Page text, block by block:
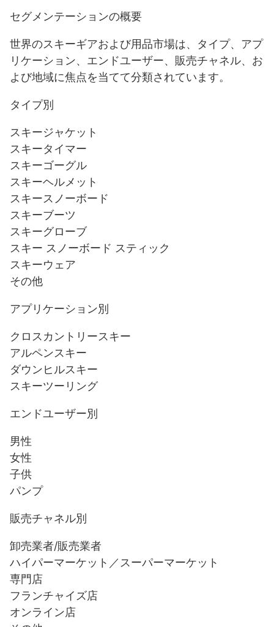
セグメンテーションの概要
世界のスキーギアおよび用品市場は、タイプ、アプ
リケーション、エンドユーザー、販売チャネル、お
よび地域に焦点を当てて分類されています。
タイプ別
スキージャケット
スキータイマー
スキーゴーグル
スキーヘルメット
スキースノーボード
スキーブーツ
スキーグローブ
スキー スノーボード スティック
スキーウェア
その他
アプリケーション別
クロスカントリースキー
アルペンスキー
ダウンヒルスキー
スキーツーリング
エンドユーザー別
男性
女性
子供
パンプ
販売チャネル別
卸売業者/販売業者
ハイパーマーケット／スーパーマーケット
専門店
フランチャイズ店
オンライン店